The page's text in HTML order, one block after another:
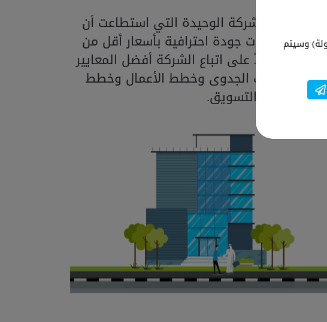
هي الشركة الوحيدة التي استطاعت أن
شاملة وذات جودة احترافية بأسعار أقل من
بالسوق، فضلاً على اتباع الشركة أفضل المعايير
لإنشاء دراسات الجدوى وخطط الأعمال وخطط
التسويق.
وسيتم